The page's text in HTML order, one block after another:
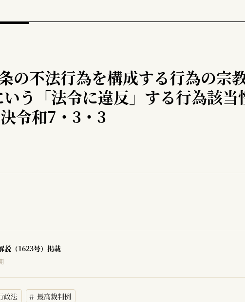
の不法行為を構成する行為の宗
う「法令に違反」する行為該当
令和7・3・3
説（1623号）掲載
政法 最高裁判例